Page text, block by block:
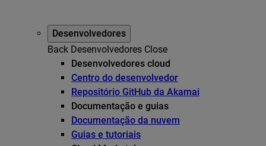
Desenvolvedores
Back Desenvolvedores Close
Desenvolvedores cloud
Centro do desenvolvedor
Repositório GitHub da Akamai
Documentação e guias
Documentação da nuvem
Guias e tutoriais